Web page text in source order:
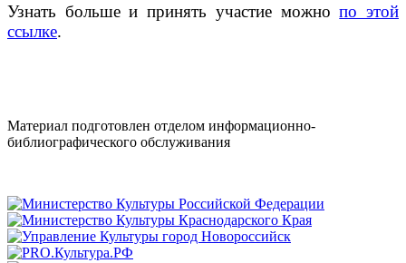
Узнать больше и принять участие можнопо этой
ссылке.
Материал подготовлен отделом информационно-
библиографического обслуживания